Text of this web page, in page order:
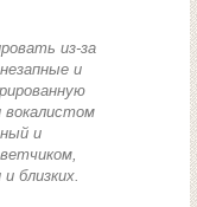
из-за
и
и
близких.